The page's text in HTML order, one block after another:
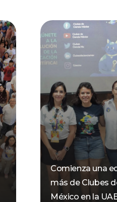
Comienza una
más de Clubes
México en la